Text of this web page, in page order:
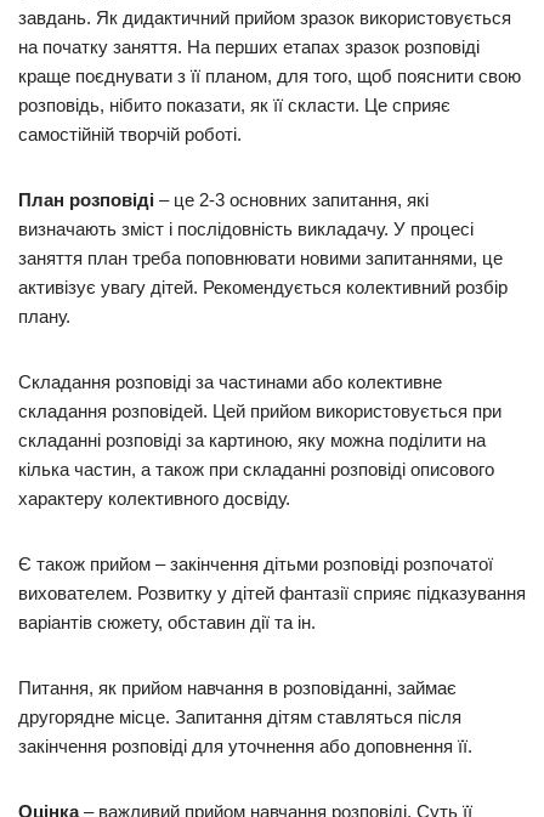
завдань. Як дидактичний прийом зразок використовується
на початку заняття. На перших етапах зразок розповіді
краще поєднувати з її планом, для того, щоб пояснити свою
розповідь, нібито показати, як її скласти. Це сприяє
самостійній творчій роботі.
План розповіді – це 2-3 основних запитання, які
визначають зміст і послідовність викладачу. У процесі
заняття план треба поповнювати новими запитаннями, це
активізує увагу дітей. Рекомендується колективний розбір
плану.
Складання розповіді за частинами або колективне
складання розповідей. Цей прийом використовується при
складанні розповіді за картиною, яку можна поділити на
кілька частин, а також при складанні розповіді описового
характеру колективного досвіду.
Є також прийом – закінчення дітьми розповіді розпочатої
вихователем. Розвитку у дітей фантазії сприяє підказування
варіантів сюжету, обставин дії та ін.
Питання, як прийом навчання в розповіданні, займає
другорядне місце. Запитання дітям ставляться після
закінчення розповіді для уточнення або доповнення її.
Оцінка– важливий прийом навчання розповіді. Суть її